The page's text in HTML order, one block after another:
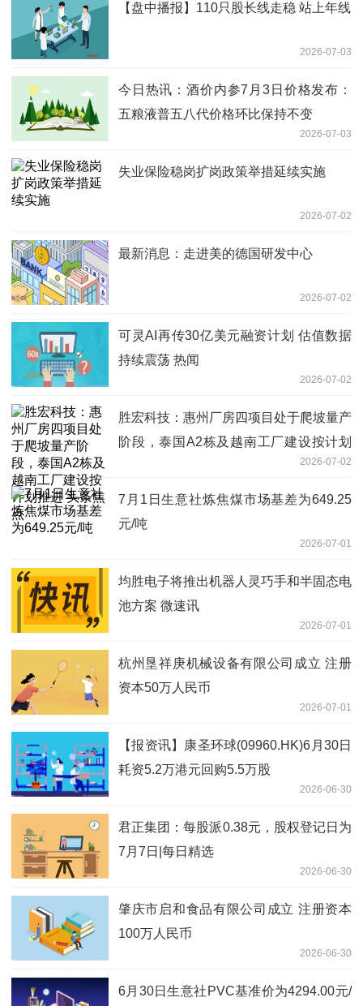
【盘中播报】110只股长线走稳 站上年线
2026-07-03
今日热讯：酒价内参7月3日价格发布：
五粮液普五八代价格环比保持不变
2026-07-03
失业保险稳岗扩岗政策举措延续实施
2026-07-02
最新消息：走进美的德国研发中心
2026-07-02
可灵AI再传30亿美元融资计划 估值数据
持续震荡 热闻
2026-07-02
胜宏科技：惠州厂房四项目处于爬坡量产
阶段，泰国A2栋及越南工厂建设按计划
2026-07-02
7月1日生意社炼焦煤市场基差为649.25
元/吨
2026-07-01
均胜电子将推出机器人灵巧手和半固态电
池方案 微速讯
2026-07-01
杭州垦祥庚机械设备有限公司成立 注册
资本50万人民币
2026-07-01
【报资讯】康圣环球(09960.HK)6月30日
耗资5.2万港元回购5.5万股
2026-06-30
君正集团：每股派0.38元，股权登记日为
7月7日|每日精选
2026-06-30
肇庆市启和食品有限公司成立 注册资本
100万人民币
2026-06-30
6月30日生意社PVC基准价为4294.00元/